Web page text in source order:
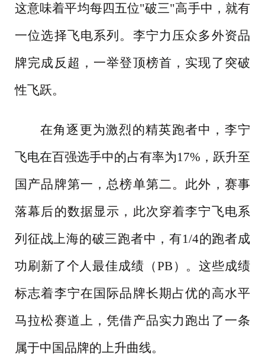
这意味着平均每四五位"破三"高手中，就有
一位选择飞电系列。李宁力压众多外资品
牌完成反超，一举登顶榜首，实现了突破
性飞跃。
在角逐更为激烈的精英跑者中，李宁
飞电在百强选手中的占有率为17%，跃升至
国产品牌第一，总榜单第二。此外，赛事
落幕后的数据显示，此次穿着李宁飞电系
列征战上海的破三跑者中，有1/4的跑者成
功刷新了个人最佳成绩（PB）。这些成绩
标志着李宁在国际品牌长期占优的高水平
马拉松赛道上，凭借产品实力跑出了一条
属于中国品牌的上升曲线。